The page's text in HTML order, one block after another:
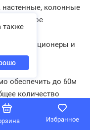
Избранное
настенные, колонные
кондиционеры и
обеспечить до 60м
количество
вентиляцией
в час.